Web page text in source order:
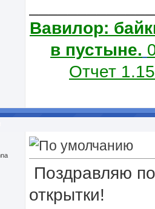
Вавилор:
в пустыне.
Отчет
Поздравляю
открытки!